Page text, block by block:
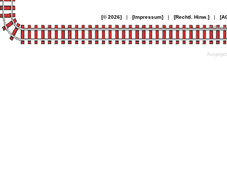
[© 2026]| [Impressum]| [Rechtl. Hinw.]|
©